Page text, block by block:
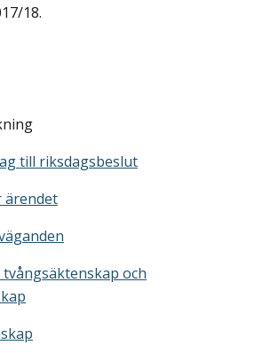
18.
till riksdagsbeslut
ärendet
och